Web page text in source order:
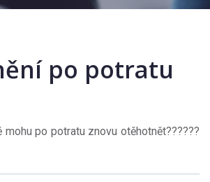
po potratu
po potratu znovu otěhotnět??????